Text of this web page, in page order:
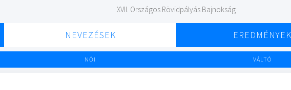
XVII. Országos Rövidpályás Bajnokság
NEVEZÉSEK EREDMÉNYEK
NŐI VÁLTÓ